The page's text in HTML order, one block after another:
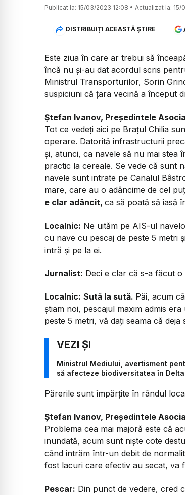
Publicat la: 15/03/2023 12:08 • Actualizat la: 15/
DISTRIBUIȚI ACEASTĂ ȘTIRE
Este ziua în care ar trebui să
încă nu și-au dat acordul scris
Ministrul Transporturilor, Sorin
suspiciuni că țara vecină a început
Ștefan Ivanov, Președintele
Tot ce vedeți aici pe Brațul Chilia
operare. Datorită infrastructurii
și, atunci, ca navele să nu mai stea
practic la cereale. Se vede că sunt
navele sunt intrate pe Canalul
mare, care au o adâncime de cel
e clar adâncit, ca să poată să iasă
Localnic: Ne uităm pe AIS-ul
cu nave cu pescaj de peste 5 metri
intră și pe la ei.
Jurnalist: Deci e clar că s-a făcut o
Localnic: Sută la sută. Păi, acum
știam noi, pescajul maxim admis
peste 5 metri, vă dați seama că
Ministrul Mediului, avertisment
să afecteze biodiversitatea în Delta
Părerile sunt împărțite în rândul
Ștefan Ivanov, Președintele
Problema cea mai majoră este că
inundată, acum sunt niște cote
când intrăm într-un debit de
fost lacuri care efectiv au secat, va
Pescar: Din punct de vedere, cred